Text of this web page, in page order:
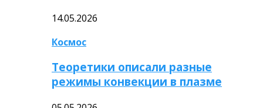
14.05.2026
Космос
Теоретики описали разные
режимы конвекции в плазме